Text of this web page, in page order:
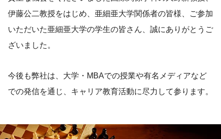
伊藤公二教授をはじめ、亜細亜大学関係者の皆様、ご参加
いただいた亜細亜大学の学生の皆さん、誠にありがとうご
ざいました。
今後も弊社は、大学・MBAでの授業や有名メディアなど
での発信を通じ、キャリア教育活動に尽力して参ります。